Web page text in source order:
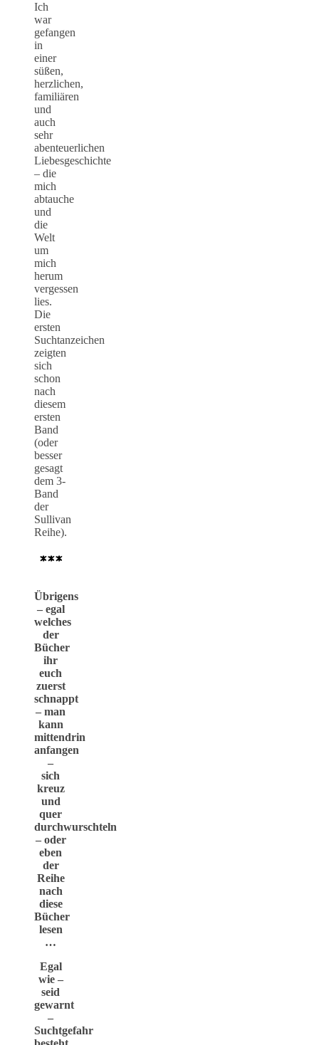
Ich
war
gefangen
in
einer
süßen,
herzlichen,
familiären
und
auch
sehr
abenteuerlichen
Liebesgeschichte
– die
mich
abtauche
und
die
Welt
um
mich
herum
vergessen
lies.
Die
ersten
Suchtanzeichen
zeigten
sich
schon
nach
diesem
ersten
Band
(oder
besser
gesagt
dem 3-
Band
der
Sullivan
Reihe).
***
Übrigens
– egal
welches
der
Bücher
ihr
euch
zuerst
schnappt
– man
kann
mittendrin
anfangen
–
sich
kreuz
und
quer
durchwurschteln
– oder
eben
der
Reihe
nach
diese
Bücher
lesen
…
Egal
wie –
seid
gewarnt
–
Suchtgefahr